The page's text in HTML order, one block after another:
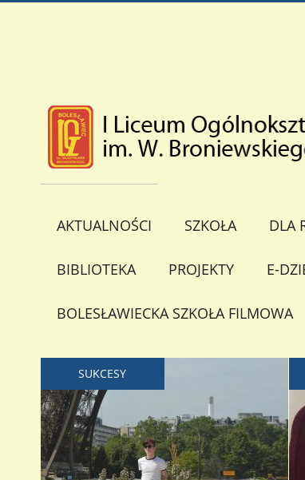
AKTUALNOŚCI SZKOŁA DLA
BIBLIOTEKA PROJEKTY E-
BOLESŁAWIECKA SZKOŁA FILMOWA
SUKCESY